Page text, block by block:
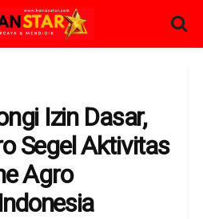
Izin Dasar,
Segel Aktivitas
Agro